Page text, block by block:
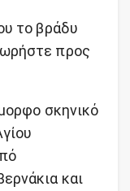
το βράδυ
προς
σκηνικό
και